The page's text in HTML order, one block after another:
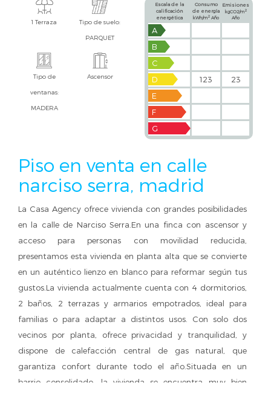
1 Terraza Tipo de suelo:
PARQUET
Tipo de
ventanas:
MADERA
Ascensor
Escala de la
calificación
energética
Consumo
de energía
kWh/m2 Año
Emisiones
kgCO2/m 2
Año
A
B
C
D
123
23
E
F
G
Piso en venta en calle
narciso serra, madrid
La Casa Agency ofrece vivienda con grandes posibilidades
en la calle de Narciso Serra.En una finca con ascensor y
acceso para personas con movilidad reducida,
presentamos esta vivienda en planta alta que se convierte
en un auténtico lienzo en blanco para reformar según tus
gustos.La vivienda actualmente cuenta con 4 dormitorios,
2 baños, 2 terrazas y armarios empotrados, ideal para
familias o para adaptar a distintos usos. Con solo dos
vecinos por planta, ofrece privacidad y tranquilidad, y
dispone de calefacción central de gas natural, que
garantiza confort durante todo el año.Situada en un
barrio consolidado, la vivienda se encuentra muy bien